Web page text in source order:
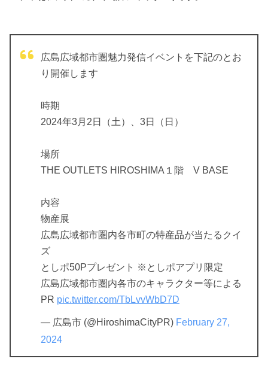
広島広域都市圏魅力発信イベントを下記のとお
り開催します
時期
2024年3月2日（土）、3日（日）
場所
THE OUTLETS HIROSHIMA１階 V BASE
内容
物産展
広島広域都市圏内各市町の特産品が当たるクイ
ズ
としポ50Pプレゼント ※としポアプリ限定
広島広域都市圏内各市のキャラクター等による
PR pic.twitter.com/TbLvvWbD7D
— 広島市 (@HiroshimaCityPR) February 27,
2024